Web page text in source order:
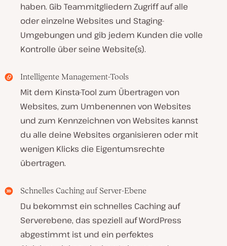
haben. Gib Teammitgliedern Zugriff auf alle
oder einzelne Websites und Staging-
Umgebungen und gib jedem Kunden die volle
Kontrolle über seine Website(s).
Intelligente Management-Tools
Mit dem Kinsta-Tool zum Übertragen von
Websites, zum Umbenennen von Websites
und zum Kennzeichnen von Websites kannst
du alle deine Websites organisieren oder mit
wenigen Klicks die Eigentumsrechte
übertragen.
Schnelles Caching auf Server-Ebene
Du bekommst ein schnelles Caching auf
Serverebene, das speziell auf WordPress
abgestimmt ist und ein perfektes